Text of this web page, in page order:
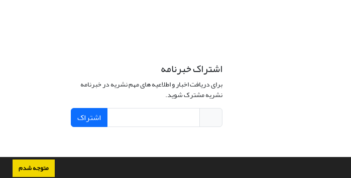
متوجه شدم
اشتراک خبرنامه
برای دریافت اخبار و اطلاعیه های مهم نشریه در خبرنامه
نشریه مشترک شوید.
اشتراک